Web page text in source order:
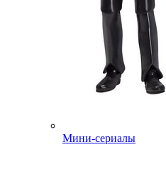
Мини-сериалы